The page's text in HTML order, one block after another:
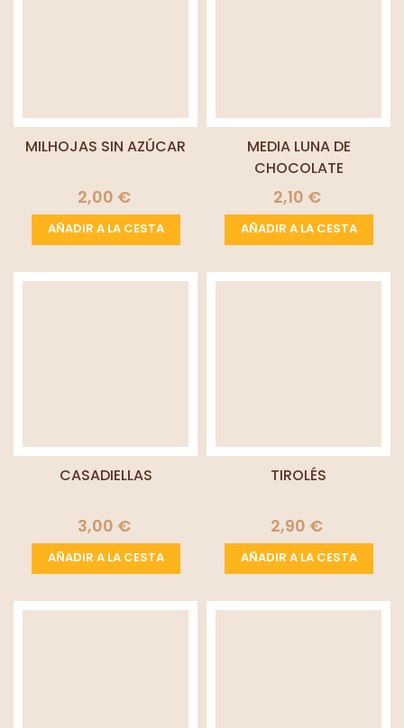
MILHOJAS SIN AZÚCAR
2,00 €
AÑADIR A LA CESTA
MEDIA LUNA DE
CHOCOLATE
2,10 €
AÑADIR A LA CESTA
CASADIELLAS
3,00 €
AÑADIR A LA CESTA
TIROLÉS
2,90 €
AÑADIR A LA CESTA